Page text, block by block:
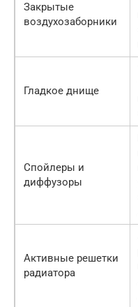
Закрытые
воздухозаборники
Гладкое днище
Спойлеры и
диффузоры
Активные решетки
радиатора